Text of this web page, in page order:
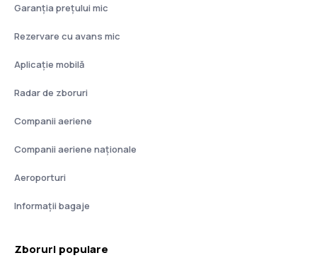
Garanția prețului mic
Rezervare cu avans mic
Aplicație mobilă
Radar de zboruri
Companii aeriene
Companii aeriene naţionale
Aeroporturi
Informații bagaje
Zboruri populare